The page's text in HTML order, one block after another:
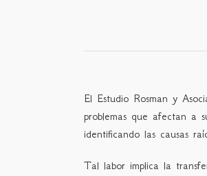
El Estudio Rosman y
problemas que afectan a
identificando las causas
Tal labor implica la